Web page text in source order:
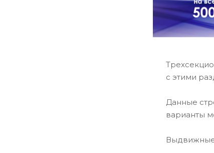
с этими
Данные
варианты
Выдвижные